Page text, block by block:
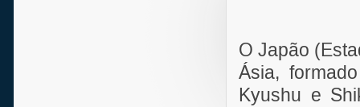
O Japão
Ásia,
Kyushu e